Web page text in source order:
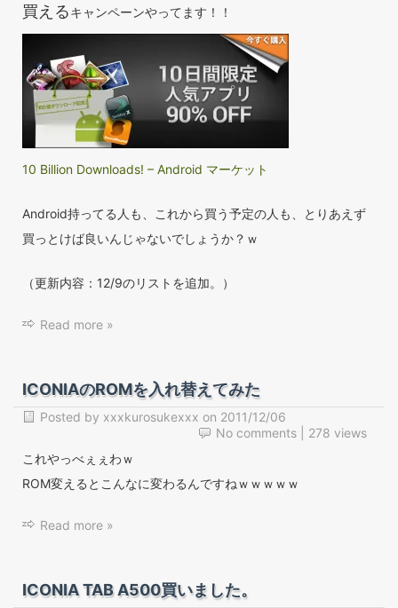
買えるキャンペーンやってます！！
10 Billion Downloads! – Android マーケット
Android持ってる人も、これから買う予定の人も、とりあえず
買っとけば良いんじゃないでしょうか？ｗ
（更新内容：12/9のリストを追加。）
Read more »
ICONIAのROMを入れ替えてみた
Posted by xxxkurosukexxx on 2011/12/06
No comments | 278 views
これやっべぇぇわｗ
ROM変えるとこんなに変わるんですねｗｗｗｗｗ
Read more »
ICONIA TAB A500買いました。